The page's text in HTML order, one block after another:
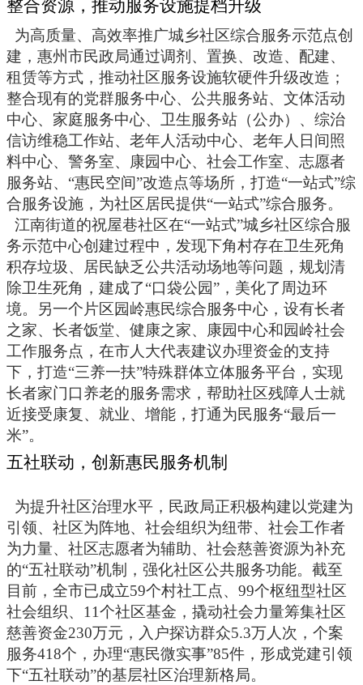
整合资源，推动服务设施提档升级
为高质量、高效率推广城乡社区综合服务示范点创
建，惠州市民政局通过调剂、置换、改造、配建、
租赁等方式，推动社区服务设施软硬件升级改造；
整合现有的党群服务中心、公共服务站、文体活动
中心、家庭服务中心、卫生服务站（公办）、综治
信访维稳工作站、老年人活动中心、老年人日间照
料中心、警务室、康园中心、社会工作室、志愿者
服务站、 “惠民空间”改造点等场所，打造“一站式”综
合服务设施，为社区居民提供“一站式”综合服务。
江南街道的祝屋巷社区在“一站式”城乡社区综合服
务示范中心创建过程中，发现下角村存在卫生死角
积存垃圾、居民缺乏公共活动场地等问题，规划清
除卫生死角，建成了“口袋公园”，美化了周边环
境。另一个片区园岭惠民综合服务中心，设有长者
之家、长者饭堂、健康之家、康园中心和园岭社会
工作服务点，在市人大代表建议办理资金的支持
下，打造“三养一扶”特殊群体立体服务平台，实现
长者家门口养老的服务需求，帮助社区残障人士就
近接受康复、就业、增能，打通为民服务“最后一
米”。
五社联动，创新惠民服务机制
为提升社区治理水平，民政局正积极构建以党建为
引领、社区为阵地、社会组织为纽带、社会工作者
为力量、社区志愿者为辅助、社会慈善资源为补充
的“五社联动”机制，强化社区公共服务功能。截至
目前，全市已成立59个村社工点、99个枢纽型社区
社会组织、11个社区基金，撬动社会力量筹集社区
慈善资金230万元，入户探访群众5.3万人次，个案
服务418个，办理“惠民微实事”85件，形成党建引领
下“五社联动”的基层社区治理新格局。